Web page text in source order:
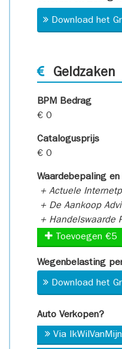
Download het
Geldzaken
BPM Bedrag
€ 0
Catalogusprijs
€ 0
Waardebepaling
+ Actuele
+ De Aankoop
+ Handelswaarde
Toevoegen €5
Wegenbelasting
Download het
Auto Verkopen?
Via